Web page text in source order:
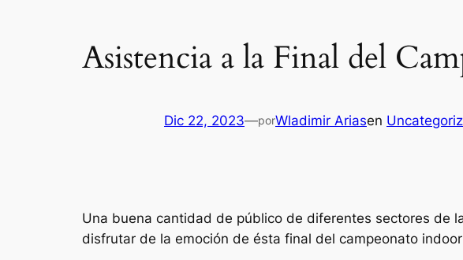
Asistencia a la Final del
Dic 22, 2023—porWladimir Ariasen
Una buena cantidad de público de diferentes sectores de
disfrutar de la emoción de ésta final del campeonato